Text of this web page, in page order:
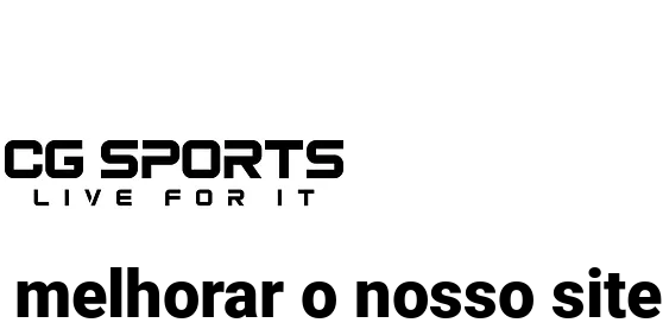
melhorar o nosso site